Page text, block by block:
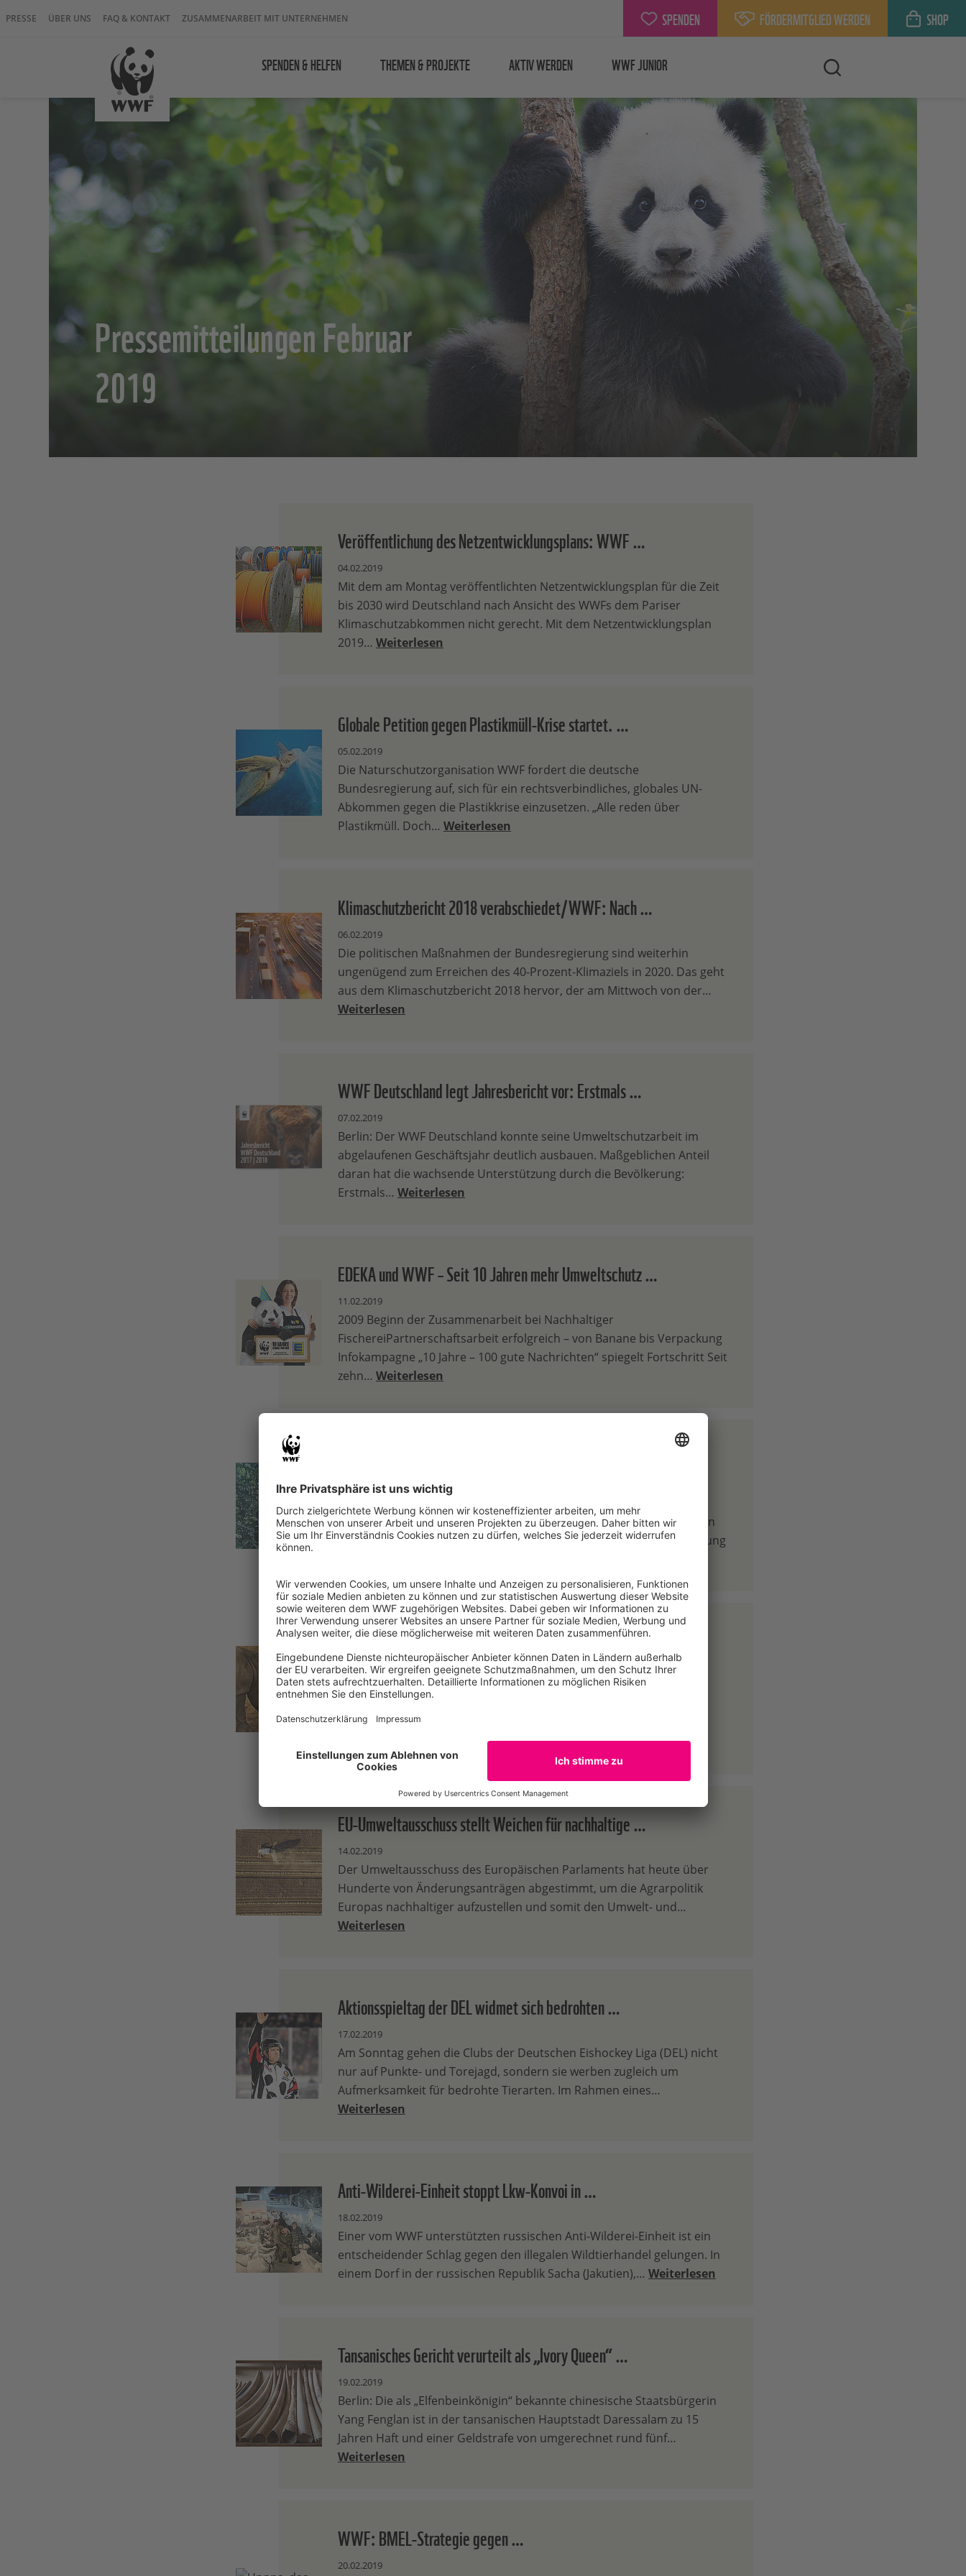
PRESSE ÜBER UNS FAQ & KONTAKT ZUSAMMENARBEIT MIT UNTERNEHMEN SPENDEN FÖRDERMITGLIED WERDEN SHOP
SPENDEN & HELFEN THEMEN & PROJEKTE AKTIV WERDEN WWF JUNIOR
Pressemitteilungen Februar
2019
Veröffentlichung des Netzentwicklungsplans: WWF …
04.02.2019
Mit dem am Montag veröffentlichten Netzentwicklungsplan für die Zeit
bis 2030 wird Deutschland nach Ansicht des WWFs dem Pariser
Klimaschutzabkommen nicht gerecht. Mit dem Netzentwicklungsplan
2019… Weiterlesen
Globale Petition gegen Plastikmüll-Krise startet. …
05.02.2019
Die Naturschutzorganisation WWF fordert die deutsche
Bundesregierung auf, sich für ein rechtsverbindliches, globales UN-
Abkommen gegen die Plastikkrise einzusetzen. „Alle reden über
Plastikmüll. Doch… Weiterlesen
Klimaschutzbericht 2018 verabschiedet/WWF: Nach …
06.02.2019
Die politischen Maßnahmen der Bundesregierung sind weiterhin
ungenügend zum Erreichen des 40-Prozent-Klimaziels in 2020. Das geht
aus dem Klimaschutzbericht 2018 hervor, der am Mittwoch von der…
Weiterlesen
WWF Deutschland legt Jahresbericht vor: Erstmals …
07.02.2019
Berlin: Der WWF Deutschland konnte seine Umweltschutzarbeit im
abgelaufenen Geschäftsjahr deutlich ausbauen. Maßgeblichen Anteil
daran hat die wachsende Unterstützung durch die Bevölkerung:
Erstmals… Weiterlesen
EDEKA und WWF – Seit 10 Jahren mehr Umweltschutz …
11.02.2019
2009 Beginn der Zusammenarbeit bei Nachhaltiger
FischereiPartnerschaftsarbeit erfolgreich – von Banane bis Verpackung
Infokampagne „10 Jahre – 100 gute Nachrichten“ spiegelt Fortschritt Seit
zehn… Weiterlesen
13.02.2019
Berlin: Gute Nachrichten zum Welt-Bonobo-Tag (14.2.): Eine
großangelegte dreijährige Wildtierzählung im Salonga Nationalpark in
der Demokratischen Republik Kongo hat die herausragende Bedeutung
Südafrika: Wilderei auf Nashörner verringert sich …
14.02.2019
Berlin: In Südafrika hat die Wilderei auf Nashörner mit 769 getöteten
Tieren im letzten Jahr spürbar abgenommen. Das entspricht einem
Rückgang von 25 Prozent im Vergleich zu 2017, als noch 1028…
EU-Umweltausschuss stellt Weichen für nachhaltige …
14.02.2019
Der Umweltausschuss des Europäischen Parlaments hat heute über
Hunderte von Änderungsanträgen abgestimmt, um die Agrarpolitik
Europas nachhaltiger aufzustellen und somit den Umwelt- und…
Weiterlesen
Aktionsspieltag der DEL widmet sich bedrohten …
17.02.2019
Am Sonntag gehen die Clubs der Deutschen Eishockey Liga (DEL) nicht
nur auf Punkte- und Torejagd, sondern sie werben zugleich um
Aufmerksamkeit für bedrohte Tierarten. Im Rahmen eines…
Weiterlesen
Anti-Wilderei-Einheit stoppt Lkw-Konvoi in …
18.02.2019
Einer vom WWF unterstützten russischen Anti-Wilderei-Einheit ist ein
entscheidender Schlag gegen den illegalen Wildtierhandel gelungen. In
einem Dorf in der russischen Republik Sacha (Jakutien),… Weiterlesen
Tansanisches Gericht verurteilt als „Ivory Queen“ …
19.02.2019
Berlin: Die als „Elfenbeinkönigin“ bekannte chinesische Staatsbürgerin
Yang Fenglan ist in der tansanischen Hauptstadt Daressalam zu 15
Jahren Haft und einer Geldstrafe von umgerechnet rund fünf…
Weiterlesen
WWF: BMEL-Strategie gegen …
20.02.2019